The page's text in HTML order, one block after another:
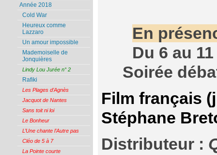
En
Du 6 au
Soirée
Film français
Stéphane
Distributeur :
Année 2018
Cold War
Heureux comme
Lazzaro
Un amour impossible
Mademoiselle de
Jonquières
Lindy Lou Jurée n° 2
Rafiki
Les Plages d’Agnès
Jacquot de Nantes
Sans toit ni loi
Le Bonheur
L’Une chante l’Autre pas
Cléo de 5 à 7
La Pointe courte